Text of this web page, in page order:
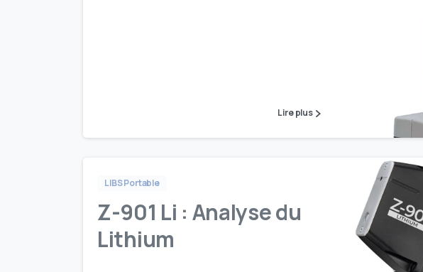
Lire plus
LIBS Portable
Z-901 Li : Analyse du
Lithium